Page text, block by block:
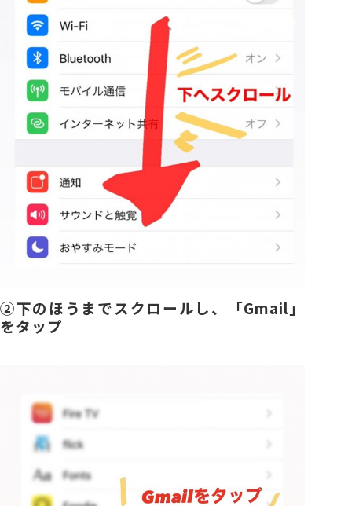
②下のほうまでスクロールし、「Gmail 」
をタップ